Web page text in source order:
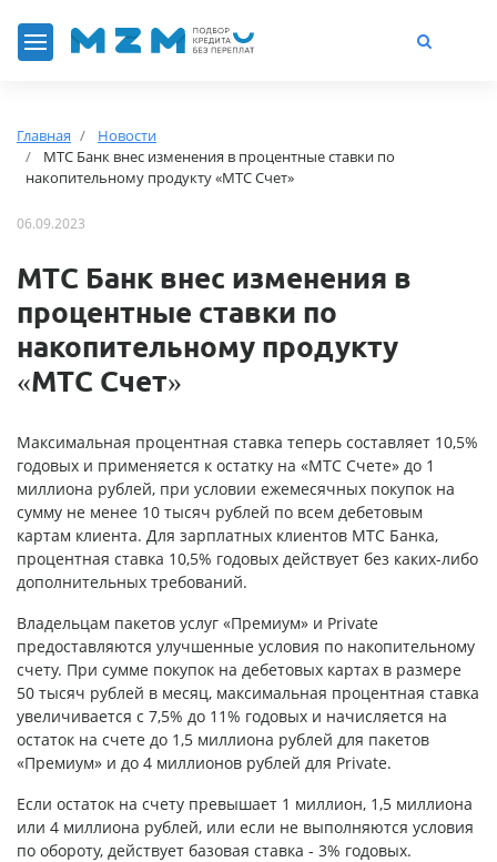
Главная
Новости
МТС Банк внес изменения в процентные ставки по
накопительному продукту «МТС Счет»
06.09.2023
МТС Банк внес изменения в
процентные ставки по
накопительному продукту
«МТС Счет»
Максимальная процентная ставка теперь составляет 10,5%
годовых и применяется к остатку на «МТС Счете» до 1
миллиона рублей, при условии ежемесячных покупок на
сумму не менее 10 тысяч рублей по всем дебетовым
картам клиента. Для зарплатных клиентов МТС Банка,
процентная ставка 10,5% годовых действует без каких-либо
дополнительных требований.
Владельцам пакетов услуг «Премиум» и Private
предоставляются улучшенные условия по накопительному
счету. При сумме покупок на дебетовых картах в размере
50 тысяч рублей в месяц, максимальная процентная ставка
увеличивается с 7,5% до 11% годовых и начисляется на
остаток на счете до 1,5 миллиона рублей для пакетов
«Премиум» и до 4 миллионов рублей для Private.
Если остаток на счету превышает 1 миллион, 1,5 миллиона
или 4 миллиона рублей, или если не выполняются условия
по обороту, действует базовая ставка - 3% годовых.